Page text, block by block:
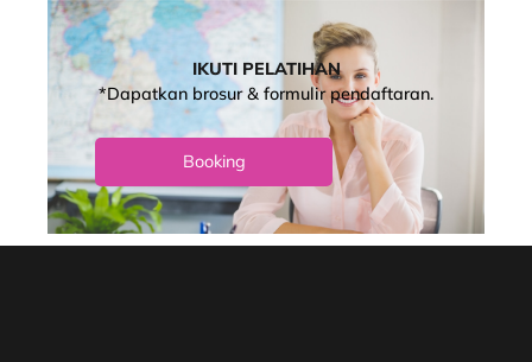
IKUTI PELATIHAN
*Dapatkan brosur & formulir pendaftaran.
Booking